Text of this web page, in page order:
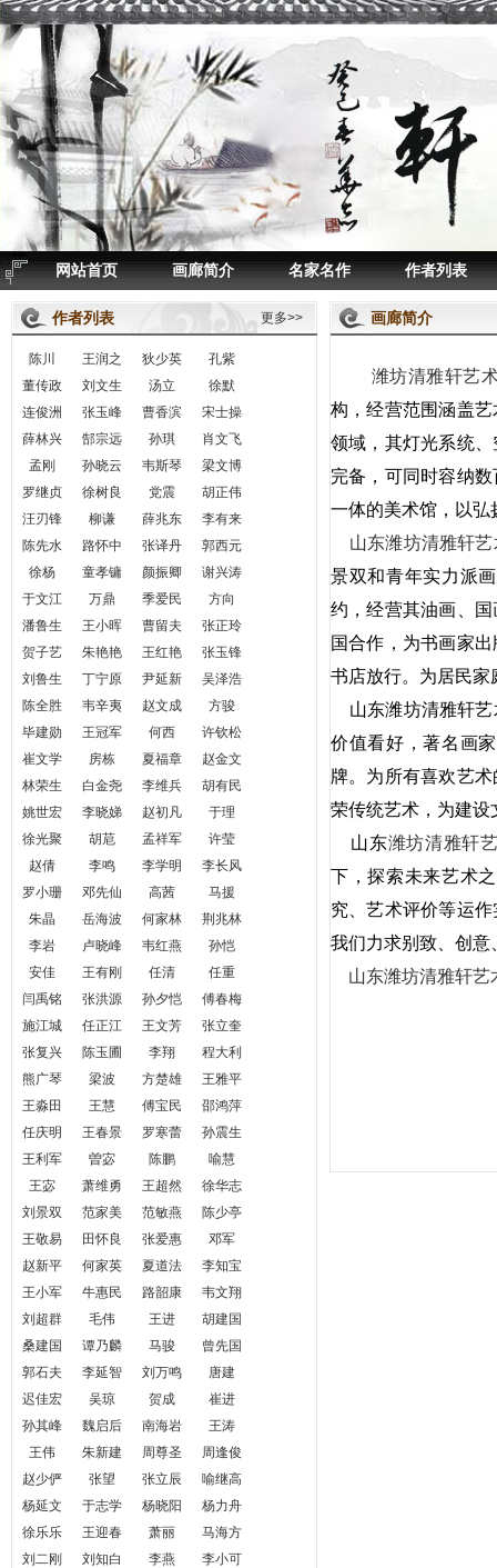
网站首页 画廊简介 名家名作 作者列表
作者列表 更多>>
陈川 王润之 狄少英
孔紫
董传政
刘文生 汤立
徐默
连俊洲
张玉峰 曹香滨
宋士操
薛林兴
郜宗远 孙琪
肖文飞
孟刚
孙晓云 韦斯琴
梁文博
罗继贞
徐树良 党震
胡正伟
汪刃锋
柳谦 薛兆东
李有来
陈先水
路怀中 张译丹
郭西元
徐杨
童孝镛 颜振卿
谢兴涛
于文江
万鼎 季爱民
方向
潘鲁生
王小晖 曹留夫
张正玲
贺子艺
朱艳艳 王红艳
张玉锋
刘鲁生
丁宁原 尹延新
吴泽浩
陈全胜
韦辛夷 赵文成
方骏
毕建勋
王冠军 何西
许钦松
崔文学
房栋 夏福章
赵金文
林荣生
白金尧 李维兵
胡有民
姚世宏
李晓娣 赵初凡
于理
徐光聚
胡苨 孟祥军
许莹
赵倩
李鸣 李学明
李长风
罗小珊
邓先仙 高茜
马援
朱晶
岳海波 何家林
荆兆林
李岩
卢晓峰 韦红燕
孙恺
安佳
王有刚 任清
任重
闫禹铭
张洪源 孙夕恺
傅春梅
施江城
任正江 王文芳
张立奎
张复兴
陈玉圃 李翔
程大利
熊广琴
梁波 方楚雄
王雅平
王淼田
王慧 傅宝民
邵鸿萍
任庆明
王春景 罗寒蕾
孙震生
王利军
曽宓 陈鹏
喻慧
王宓
萧维勇 王超然
徐华志
刘景双
范家美 范敏燕
陈少亭
王敬易
田怀良 张爱惠
邓军
赵新平
何家英 夏道法
李知宝
王小军
牛惠民 路韶康
韦文翔
刘超群
毛伟 王进
胡建国
桑建国
谭乃麟 马骏
曾先国
郭石夫
李延智 刘万鸣
唐建
迟佳宏
吴琼 贺成
崔进
孙其峰
魏启后 南海岩
王涛
王伟
朱新建 周尊圣
周逢俊
赵少俨
张望 张立辰
喻继高
杨延文
于志学 杨晓阳
杨力舟
徐乐乐
王迎春 萧丽
马海方
刘二刚
刘知白 李燕
李小可
画廊简介
潍坊清雅轩艺
构，经营范围涵盖
领域，其灯光系统
完备，可同时容纳
一体的美术馆，以弘
山东潍坊清雅轩
景双和青年实力派
约，经营其油画、
国合作，为书画家
书店放行。为居民家
山东潍坊清雅轩
价值看好，著名画
牌。为所有喜欢艺
荣传统艺术，为建设
山东潍坊清雅轩
下，探索未来艺术
究、艺术评价等运
我们力求别致、创意
山东潍坊清雅轩艺